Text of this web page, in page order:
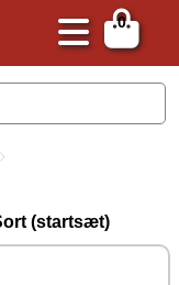
0
(startsæt)